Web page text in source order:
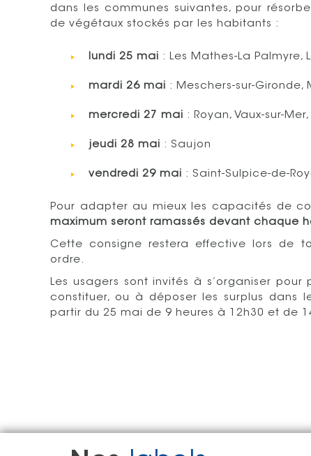
dans les communes suivantes, pour
de végétaux stockés par les habitants :
lundi 25 mai : Les Mathes-La Palmyre,
mardi 26 mai : Meschers-sur-Gironde,
mercredi 27 mai : Royan, Vaux-sur-
jeudi 28 mai : Saujon
vendredi 29 mai : Saint-Sulpice-de-
Pour adapter au mieux les capacités de
maximum seront ramassés devant chaque
Cette consigne restera effective lors de
ordre.
Les usagers sont invités à s’organiser pour
constituer, ou à déposer les surplus dans
partir du 25 mai de 9 heures à 12h30 et de